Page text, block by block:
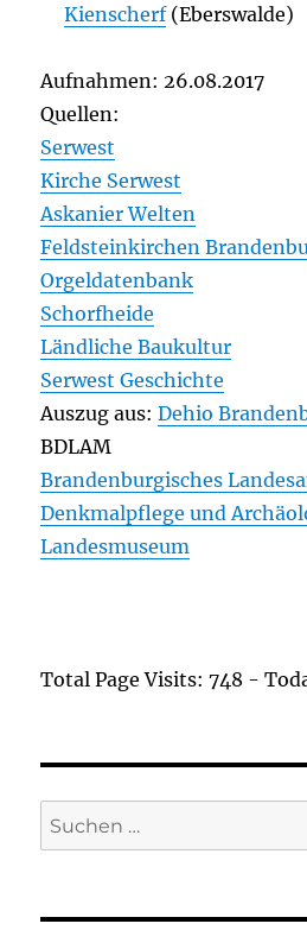
Kienscherf(Eberswalde)
Aufnahmen: 26.08.2017
Quellen:
Serwest
Kirche Serwest
Askanier Welten
Feldsteinkirchen
Orgeldatenbank
Schorfheide
Ländliche Baukultur
Serwest Geschichte
Auszug aus:Dehio
BDLAM
Brandenburgisches
Denkmalpflege und
Landesmuseum
Total Page Visits: 748 -
Suchen
nach: